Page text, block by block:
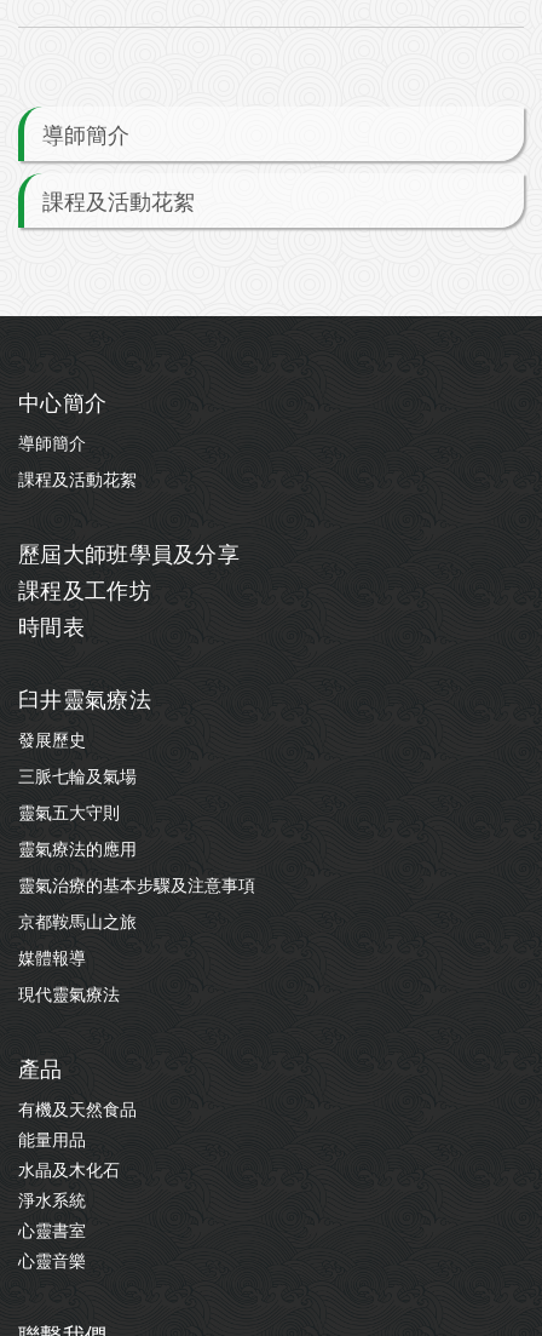
導師簡介
課程及活動花絮
中心簡介
導師簡介
課程及活動花絮
歷屆大師班學員及分享
課程及工作坊
時間表
臼井靈氣療法
發展歷史
三脈七輪及氣場
靈氣五大守則
靈氣療法的應用
靈氣治療的基本步驟及注意事項
京都鞍馬山之旅
媒體報導
現代靈氣療法
產品
有機及天然食品
能量用品
水晶及木化石
淨水系統
心靈書室
心靈音樂